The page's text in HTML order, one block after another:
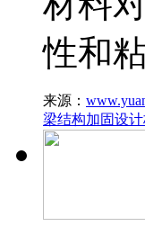
性和
来源：
梁结构加固设计